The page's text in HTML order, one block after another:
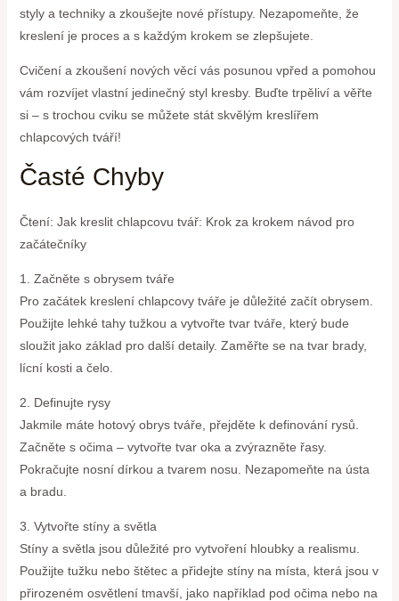
styly a techniky a zkoušejte nové přístupy. Nezapomeňte, že
kreslení je proces a s každým krokem se zlepšujete.
Cvičení a zkoušení nových věcí vás posunou vpřed a pomohou
vám rozvíjet vlastní jedinečný styl kresby. Buďte trpěliví a věřte
si – s trochou cviku se můžete stát skvělým kreslířem
chlapcových tváří!
Časté Chyby
Čtení: Jak kreslit chlapcovu tvář: Krok za krokem návod pro
začátečníky
1. Začněte s obrysem tváře
Pro začátek kreslení chlapcovy tváře je důležité začít obrysem.
Použijte lehké tahy tužkou a vytvořte tvar tváře, který bude
sloužit jako základ pro další detaily. Zaměřte se na tvar brady,
lícní kosti a čelo.
2. Definujte rysy
Jakmile máte hotový obrys tváře, přejděte k definování rysů.
Začněte s očima – vytvořte tvar oka a zvýrazněte řasy.
Pokračujte nosní dírkou a tvarem nosu. Nezapomeňte na ústa
a bradu.
3. Vytvořte stíny a světla
Stíny a světla jsou důležité pro vytvoření hloubky a realismu.
Použijte tužku nebo štětec a přidejte stíny na místa, která jsou v
přirozeném osvětlení tmavší, jako například pod očima nebo na